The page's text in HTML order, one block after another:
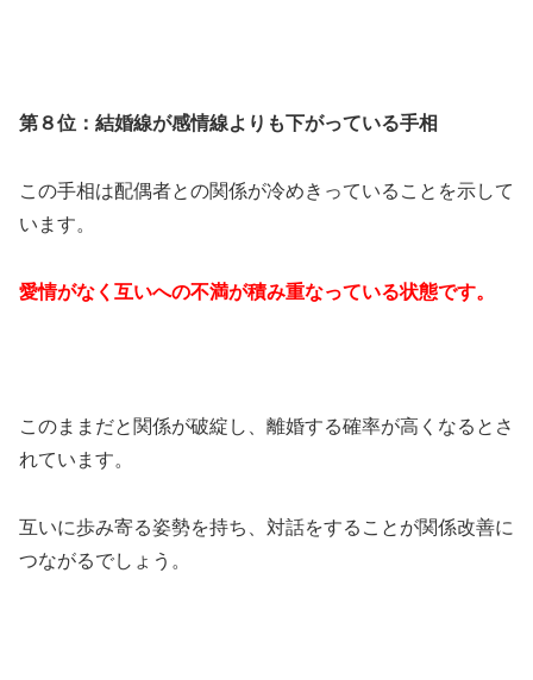
第８位：結婚線が感情線よりも下がっている手相
この手相は配偶者との関係が冷めきっていることを示して
います。
愛情がなく互いへの不満が積み重なっている状態です。
このままだと関係が破綻し、離婚する確率が高くなるとさ
れています。
互いに歩み寄る姿勢を持ち、対話をすることが関係改善に
つながるでしょう。